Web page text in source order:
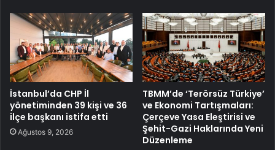
İstanbul’da CHP İl
yönetiminden 39 kişi ve 36
ilçe başkanı istifa etti
Ağustos 9, 2026
TBMM’de ‘Terörsüz Türkiye’
ve Ekonomi Tartışmaları:
Çerçeve Yasa Eleştirisi ve
Şehit-Gazi Haklarında Yeni
Düzenleme